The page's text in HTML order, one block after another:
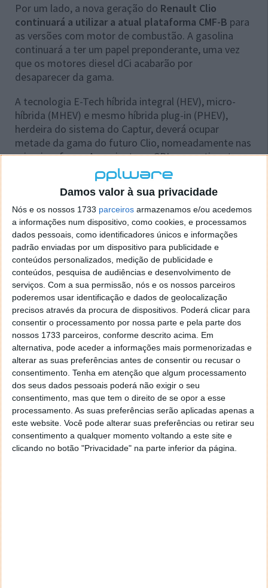
Damos valor à sua privacidade
Nós e os nossos 1733 parceiros armazenamos e/ou acedemos
a informações num dispositivo, como cookies, e processamos
dados pessoais, como identificadores únicos e informações
padrão enviadas por um dispositivo para publicidade e
conteúdos personalizados, medição de publicidade e
conteúdos, pesquisa de audiências e desenvolvimento de
serviços. Com a sua permissão, nós e os nossos parceiros
poderemos usar identificação e dados de geolocalização
precisos através da procura de dispositivos. Poderá clicar para
consentir o processamento por nossa parte e pela parte dos
nossos 1733 parceiros, conforme descrito acima. Em
alternativa, pode aceder a informações mais pormenorizadas e
alterar as suas preferências antes de consentir ou recusar o
consentimento. Tenha em atenção que algum processamento
dos seus dados pessoais poderá não exigir o seu
consentimento, mas que tem o direito de se opor a esse
processamento. As suas preferências serão aplicadas apenas a
este website. Você pode alterar suas preferências ou retirar seu
consentimento a qualquer momento voltando a este site e
clicando no botão "Privacidade" na parte inferior da página.
Por um lado, a nova geração do Renault Clio
continuará a utilizar a atual plataforma CMF-B para
as versões com motor de combustão. A gasolina
continuará a ter um papel preponderante, uma vez
que os motores diesel dCi acabarão por
desaparecer da gama.
A tecnologia E-Tech híbrida integral (HEV), micro-
híbrida (MHEV) e mesmo híbrida plug-in (PHEV),
herdeira do sistema do Captur, deverá ocupar
metade da gama do futuro Clio, nomeadamente nas
primeiras fases. As variantes a GPL, com etiqueta
ECO, continuarão a ser um complemento muito
Espera-se que o futuro Renault Clio seja também
100% elétrico, mas baseado numa variação da nova
plataformaAmpR Small, que está na base do
recentemente revelado Renault 5.
De facto, esta arquitetura estará disponível em três
tamanhos: a mais pequena para o futuro Twingo
elétrico renascido; uma intermédia para os novos